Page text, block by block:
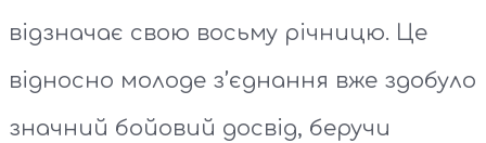
відзначає свою восьму річницю. Це
відносно молоде з’єднання вже здобуло
значний бойовий досвід, беручи